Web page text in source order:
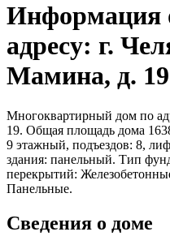
Информация
адресу: г.
Мамина, д. 19
Многоквартирный дом по
19. Общая площадь дома
9 этажный, подъездов: 8,
здания: панельный. Тип
перекрытий:
Панельные.
Сведения о доме